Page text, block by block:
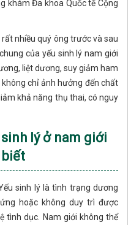
khám Đa khoa Quốc tế Cộng
nhiều quý ông trước và sau
của yếu sinh lý nam giới
liệt dương, suy giảm ham
chỉ ảnh hưởng đến chất
khả năng thụ thai, có nguy
lý ở nam giới
biết
sinh lý là tình trạng dương
hoặc không duy trì được
tình dục. Nam giới không thể